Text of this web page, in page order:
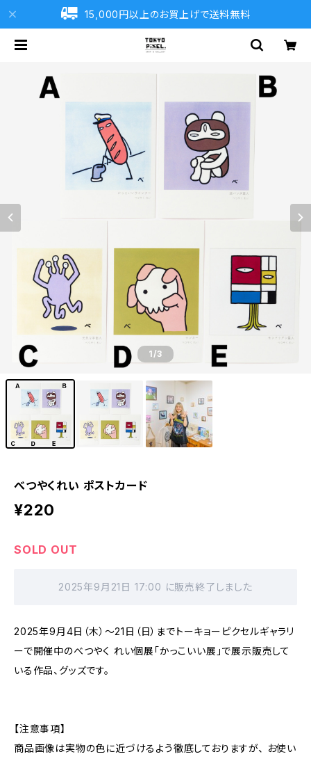
15,000円以上のお買上げで送料無料
1/3
べつやくれい ポストカード
¥220
SOLD OUT
2025年9月21日 17:00 に販売終了しました
2025年9月4日（木）～21日（日）までトーキョーピクセルギャラリ
ーで開催中のべつやく れい個展「かっこいい展」で展示販売して
いる作品、グッズです。
【注意事項】
商品画像は実物の色に近づけるよう徹底しておりますが、 お使い